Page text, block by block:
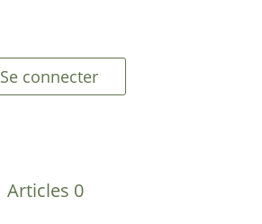
Se connecter
Articles 0